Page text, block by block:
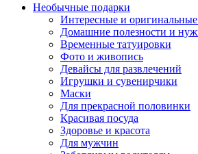
Необычные подарки
Интересные и
Домашние полезности и
Временные татуировки
Фото и живопись
Девайсы для развлечений
Игрушки и сувенирчики
Маски
Для прекрасной половинки
Красивая посуда
Здоровье и красота
Для мужчин